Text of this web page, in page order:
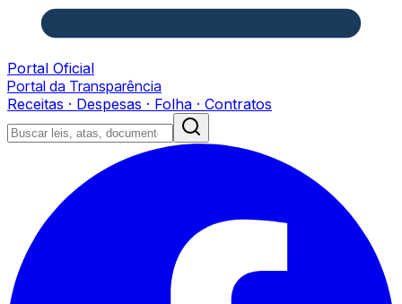
Portal Oficial
Portal da Transparência
Receitas · Despesas · Folha · Contratos